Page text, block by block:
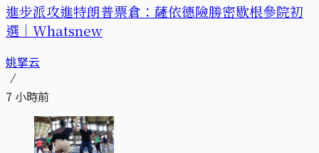
進步派攻進特朗普票倉：薩依德險勝密歇根參院初
選｜Whatsnew
姚拏云
7 小時前